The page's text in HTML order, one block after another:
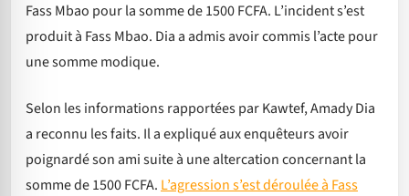
Fass Mbao pour la somme de 1500 FCFA. L’incident s’est
produit à Fass Mbao. Dia a admis avoir commis l’acte pour
une somme modique.
Selon les informations rapportées par Kawtef, Amady Dia
a reconnu les faits. Il a expliqué aux enquêteurs avoir
poignardé son ami suite à une altercation concernant la
somme de 1500 FCFA. L’agression s’est déroulée à Fass